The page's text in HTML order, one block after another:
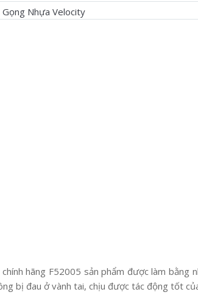
F52005
Gọng Nhựa Velocity
chính hãng F52005 sản phẩm được làm
bị đau ở vành tai, chịu được tác động tốt